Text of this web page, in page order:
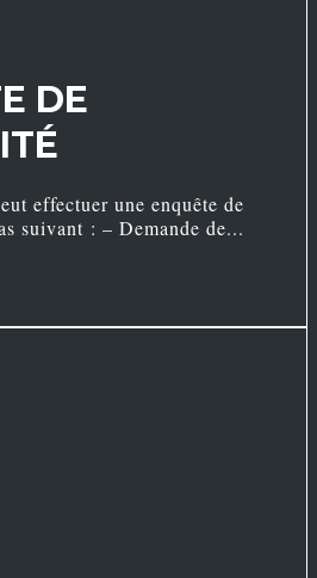
DE
effectuer une enquête de
suivant : – Demande de